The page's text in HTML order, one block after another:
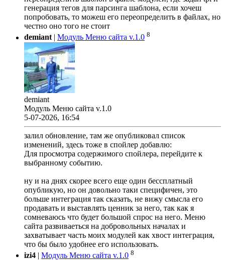
генерация тегов для парсинга шаблона, если хочеш
попробовать, то можеш его переопределить в файлах, но
честно оно того не стоит
demiant| Модуль Меню сайта v.1.0 8
demiant
Модуль Меню сайта v.1.0
5-07-2026, 16:54
залил обновление, там же опубликовал список
изменений, здесь тоже в спойлер добавлю:
Для просмотра содержимого спойлера, перейдите к
выбранному событию.
ну и на днях скорее всего еще один бессплатный
опубликую, но он довольно таки специфичен, это
больше интеграция так сказать, не вижу смысла его
продавать и выставлять ценник за него, так как я
сомневаюсь что будет большой спрос на него. Меню
сайта развиваеться на добровольных началах и
захватывает часть моих модулей как хвост интеграция,
что бы было удобнее его использовать.
izi4 | Модуль Меню сайта v.1.0 8